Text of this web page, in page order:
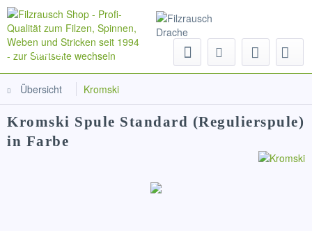
Menü
Übersicht Kromski
Kromski Spule Standard (Regulierspule)
in Farbe